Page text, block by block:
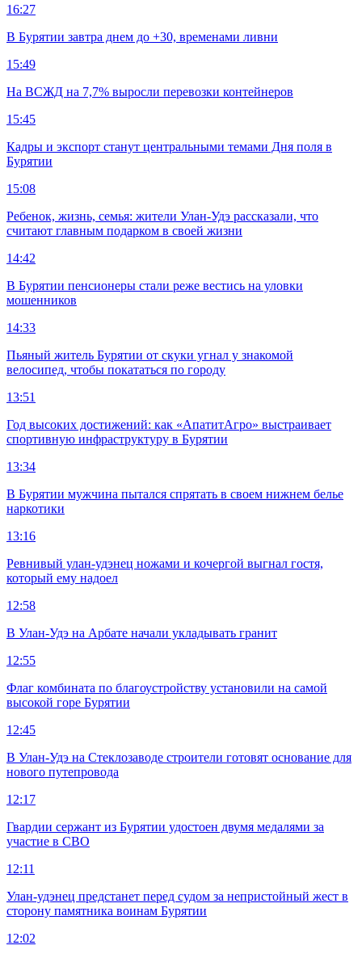
16:27
В Бурятии завтра днем до +30, временами ливни
15:49
На ВСЖД на 7,7% выросли перевозки контейнеров
15:45
Кадры и экспорт станут центральными темами Дня поля в
Бурятии
15:08
Ребенок, жизнь, семья: жители Улан-Удэ рассказали, что
считают главным подарком в своей жизни
14:42
В Бурятии пенсионеры стали реже вестись на уловки
мошенников
14:33
Пьяный житель Бурятии от скуки угнал у знакомой
велосипед, чтобы покататься по городу
13:51
Год высоких достижений: как «АпатитАгро» выстраивает
спортивную инфраструктуру в Бурятии
13:34
В Бурятии мужчина пытался спрятать в своем нижнем белье
наркотики
13:16
Ревнивый улан-удэнец ножами и кочергой выгнал гостя,
который ему надоел
12:58
В Улан-Удэ на Арбате начали укладывать гранит
12:55
Флаг комбината по благоустройству установили на самой
высокой горе Бурятии
12:45
В Улан-Удэ на Стеклозаводе строители готовят основание для
нового путепровода
12:17
Гвардии сержант из Бурятии удостоен двумя медалями за
участие в СВО
12:11
Улан-удэнец предстанет перед судом за непристойный жест в
сторону памятника воинам Бурятии
12:02